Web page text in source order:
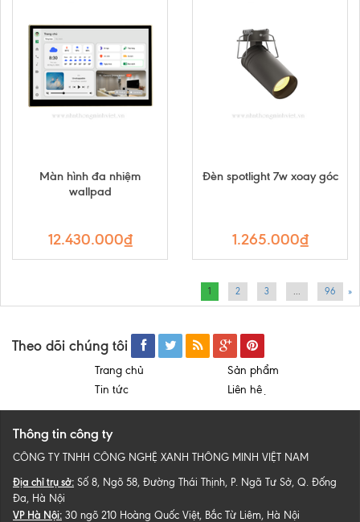
Màn hình đa nhiệm
wallpad
12.430.000₫
Đèn spotlight 7w xoay góc
1.265.000₫
1 2 3 ... 96 »
Theo dõi chúng tôi
Trang chủ
Sản phẩm
Tin tức
Liên hệ
Thông tin công ty
CÔNG TY TNHH CÔNG NGHỆ XANH THÔNG MINH VIỆT NAM
Địa chỉ trụ sở: Số 8, Ngõ 58, Đường Thái Thịnh, P. Ngã Tư Sở, Q. Đống
Đa, Hà Nội
VP Hà Nội: 30 ngõ 210 Hoàng Quốc Việt, Bắc Từ Liêm, Hà Nội